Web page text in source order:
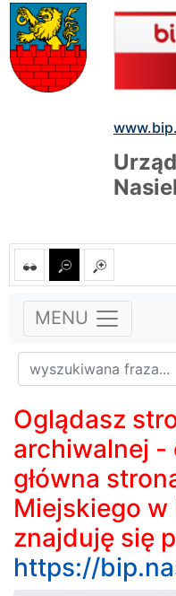
MENU
Oglądasz
archiwalnej -
główna
Miejskiego w
znajduję się
https://